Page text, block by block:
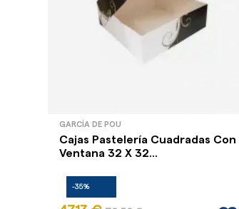
GARCÍA DE POU
Cajas Pastelería Cuadradas Con
Ventana 32 X 32...
-35%